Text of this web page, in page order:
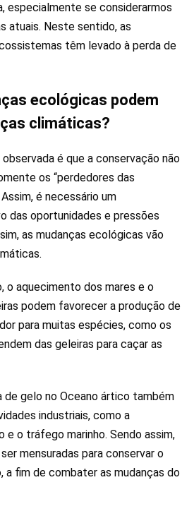
especialmente se considerarmos
atuais. Neste sentido, as
têm levado à perda de
ecológicas podem
climáticas?
é que a conservação não
os “perdedores das
é necessário um
das oportunidades e pressões
as mudanças ecológicas vão
o aquecimento dos mares e o
podem favorecer a produção de
para muitas espécies, como os
das geleiras para caçar as
de gelo no Oceano ártico também
industriais, como a
o tráfego marinho. Sendo assim,
mensuradas para conservar o
fim de combater as mudanças do